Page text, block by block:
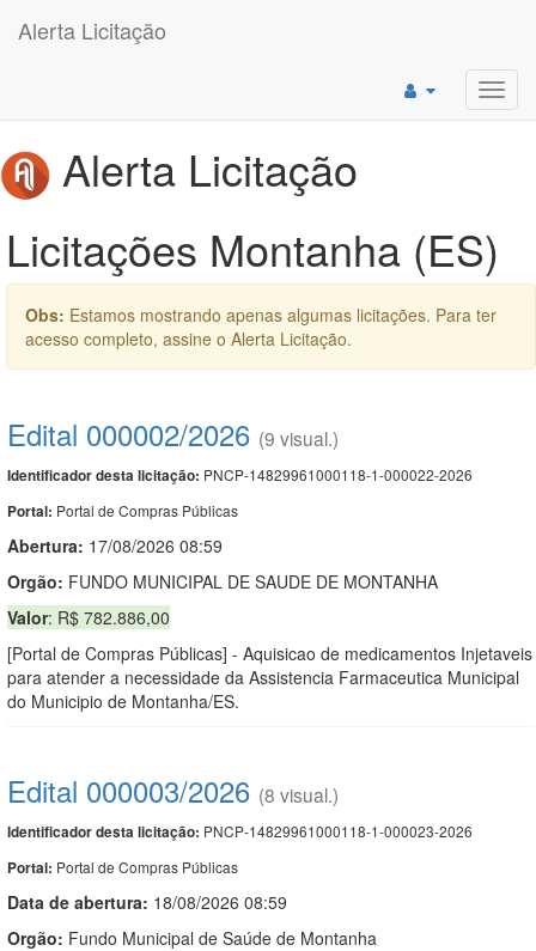
Alerta Licitação
Alerta Licitação
Licitações Montanha (ES)
Obs: Estamos mostrando apenas algumas licitações. Para ter
acesso completo, assine o Alerta Licitação.
Edital 000002/2026 (9 visual.)
Identificador desta licitação: PNCP-14829961000118-1-000022-2026
Portal: Portal de Compras Públicas
Abertura: 17/08/2026 08:59
Orgão: FUNDO MUNICIPAL DE SAUDE DE MONTANHA
Valor: R$ 782.886,00
[Portal de Compras Públicas] - Aquisicao de medicamentos Injetaveis
para atender a necessidade da Assistencia Farmaceutica Municipal
do Municipio de Montanha/ES.
Edital 000003/2026 (8 visual.)
Identificador desta licitação: PNCP-14829961000118-1-000023-2026
Portal: Portal de Compras Públicas
Data de abertura: 18/08/2026 08:59
Orgão: Fundo Municipal de Saúde de Montanha